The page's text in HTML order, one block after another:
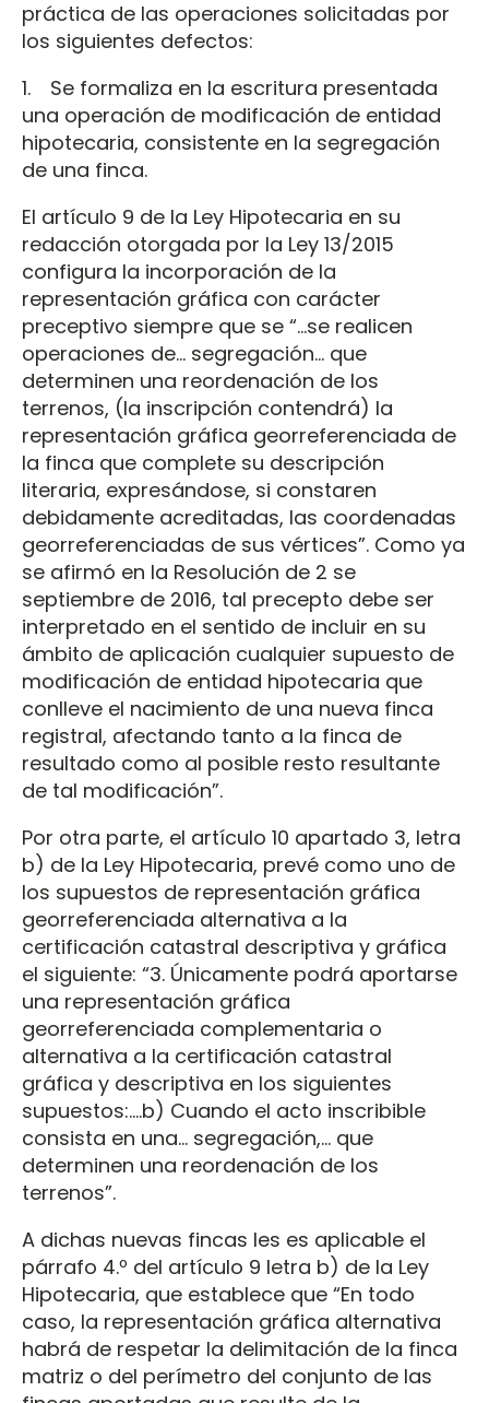
práctica de las operaciones solicitadas por
los siguientes defectos:
1. Se formaliza en la escritura presentada
una operación de modificación de entidad
hipotecaria, consistente en la segregación
de una finca.
El artículo 9 de la Ley Hipotecaria en su
redacción otorgada por la Ley 13/2015
configura la incorporación de la
representación gráfica con carácter
preceptivo siempre que se “...se realicen
operaciones de... segregación... que
determinen una reordenación de los
terrenos, (la inscripción contendrá) la
representación gráfica georreferenciada de
la finca que complete su descripción
literaria, expresándose, si constaren
debidamente acreditadas, las coordenadas
georreferenciadas de sus vértices”. Como ya
se afirmó en la Resolución de 2 se
septiembre de 2016, tal precepto debe ser
interpretado en el sentido de incluir en su
ámbito de aplicación cualquier supuesto de
modificación de entidad hipotecaria que
conlleve el nacimiento de una nueva finca
registral, afectando tanto a la finca de
resultado como al posible resto resultante
de tal modificación”.
Por otra parte, el artículo 10 apartado 3, letra
b) de la Ley Hipotecaria, prevé como uno de
los supuestos de representación gráfica
georreferenciada alternativa a la
certificación catastral descriptiva y gráfica
el siguiente: “3. Únicamente podrá aportarse
una representación gráfica
georreferenciada complementaria o
alternativa a la certificación catastral
gráfica y descriptiva en los siguientes
supuestos:....b) Cuando el acto inscribible
consista en una... segregación,... que
determinen una reordenación de los
terrenos”.
A dichas nuevas fincas les es aplicable el
párrafo 4.º del artículo 9 letra b) de la Ley
Hipotecaria, que establece que “En todo
caso, la representación gráfica alternativa
habrá de respetar la delimitación de la finca
matriz o del perímetro del conjunto de las